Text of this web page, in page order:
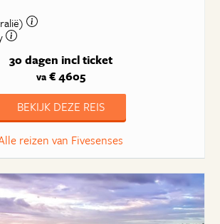
30 dagen incl ticket
va€ 4605
BEKIJK DEZE REIS
reizen van Fivesenses